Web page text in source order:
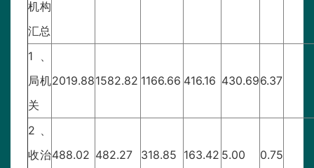
机构
汇总
1、
局机
关
2019.881582.82 1166.66 416.16 430.696.37
2、
收治488.02 482.27 318.85 163.42 5.00 0.75